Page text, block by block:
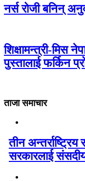
नर्स रोजी बनिन्
शिक्षामन्त्री-मिस
पुस्तालाई फर्किन
ताजा समाचार
तीन
सरकारलाई